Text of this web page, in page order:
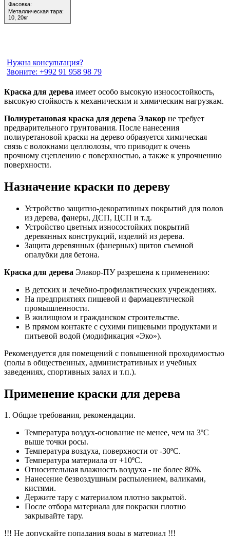
Фасовка:
Металлическая тара:
10, 20кг
Нужна консультация?
Звоните: +992 91 958 98 79
Краска для дерева имеет особо высокую износостойкость,
высокую стойкость к механическим и химическим нагрузкам.
Полиуретановая краска для дерева Элакор не требует
предварительного грунтования. После нанесения
полиуретановой краски на дерево образуется химическая
связь с волокнами целлюлозы, что приводит к очень
прочному сцеплению с поверхностью, а также к упрочнению
поверхности.
Назначение краски по дереву
Устройство защитно-декоративных покрытий для полов
из дерева, фанеры, ДСП, ЦСП и т.д.
Устройство цветных износостойких покрытий
деревянных конструкций, изделий из дерева.
Защита деревянных (фанерных) щитов съемной
опалубки для бетона.
Краска для дерева Элакор-ПУ разрешена к применению:
В детских и лечебно-профилактических учреждениях.
На предприятиях пищевой и фармацевтической
промышленности.
В жилищном и гражданском строительстве.
В прямом контакте с сухими пищевыми продуктами и
питьевой водой (модификация «Эко»).
Рекомендуется для помещений с повышенной проходимостью
(полы в общественных, административных и учебных
заведениях, спортивных залах и т.п.).
Применение краски для дерева
1. Общие требования, рекомендации.
Температура воздух-основание не менее, чем на 3ºС
выше точки росы.
Температура воздуха, поверхности от -30ºС.
Температура материала от +10ºС.
Относительная влажность воздуха - не более 80%.
Нанесение безвоздушным распылением, валиками,
кистями.
Держите тару с материалом плотно закрытой.
После отбора материала для покраски плотно
закрывайте тару.
!!! Не допускайте попадания воды в материал !!!